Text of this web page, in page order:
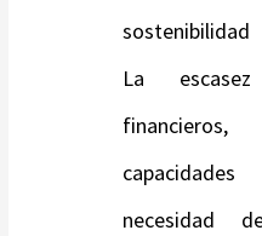
La
necesidad